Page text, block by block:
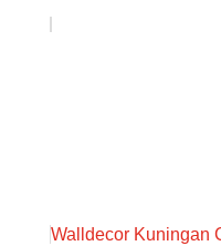
Walldecor Kuningan